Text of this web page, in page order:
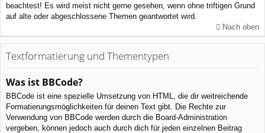
beachtest! Es wird meist nicht gerne gesehen, wenn ohne triftigen Grund
auf alte oder abgeschlossene Themen geantwortet wird.
Nach oben
Textformatierung und Thementypen
Was ist BBCode?
BBCode ist eine spezielle Umsetzung von HTML, die dir weitreichende
Formatierungsmöglichkeiten für deinen Text gibt. Die Rechte zur
Verwendung von BBCode werden durch die Board-Administration
vergeben, können jedoch auch durch dich für jeden einzelnen Beitrag